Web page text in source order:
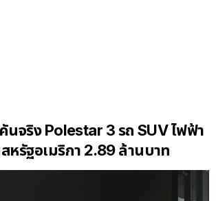
นจริง Polestar 3 รถ SUV ไฟฟ้า
หรัฐอเมริกา 2.89 ล้านบาท